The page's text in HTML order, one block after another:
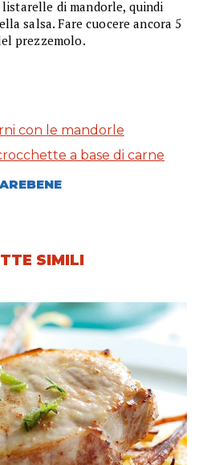
di mandorle, quindi
salsa. Fare cuocere ancora 5
prezzemolo.
con le mandorle
a base di carne
SIMILI